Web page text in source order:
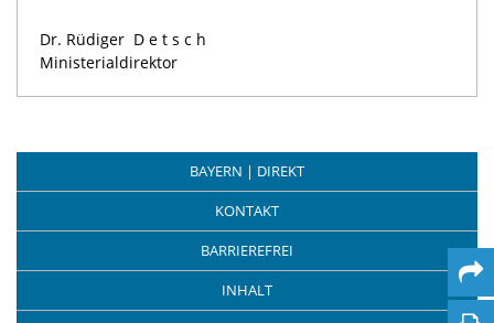
Dr. Rüdiger Detsch
Ministerialdirektor
BAYERN | DIREKT
KONTAKT
BARRIEREFREI
INHALT